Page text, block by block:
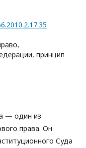
принцип
— один из
права. Он
Суда